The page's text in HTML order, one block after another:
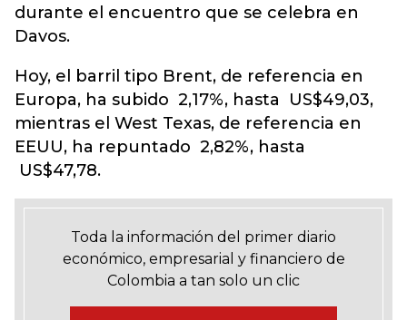
durante el encuentro que se celebra en
Davos.
Hoy, el barril tipo Brent, de referencia en
Europa, ha subido 2,17%, hasta US$49,03,
mientras el West Texas, de referencia en
EEUU, ha repuntado 2,82%, hasta
US$47,78.
Toda la información del primer diario
económico, empresarial y financiero de
Colombia a tan solo un clic